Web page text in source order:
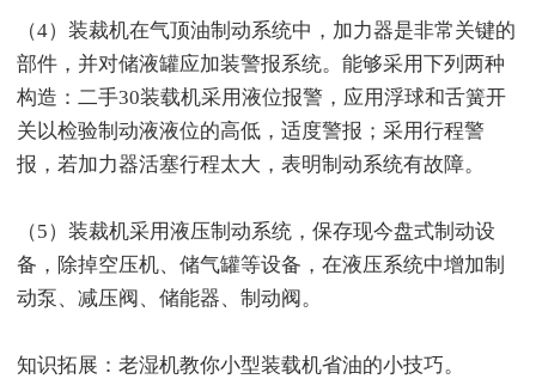
（4）装裁机在气顶油制动系统中，加力器是非常关键的
部件，并对储液罐应加装警报系统。能够采用下列两种
构造：二手30装载机采用液位报警，应用浮球和舌簧开
关以检验制动液液位的高低，适度警报；采用行程警
报，若加力器活塞行程太大，表明制动系统有故障。
（5）装裁机采用液压制动系统，保存现今盘式制动设
备，除掉空压机、储气罐等设备，在液压系统中增加制
动泵、减压阀、储能器、制动阀。
知识拓展：老湿机教你小型装载机省油的小技巧。